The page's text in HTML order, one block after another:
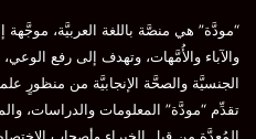
“مودَّة” هي منصَّة باللغة العربيَّة، موجَّهة
والآباء والأُمَّهات، وتهدف إلى رفع
الجنسيَّة والصحَّة الإنجابيَّة من منظورٍ
تقدِّم “مودَّة” المعلومات والدراسات،